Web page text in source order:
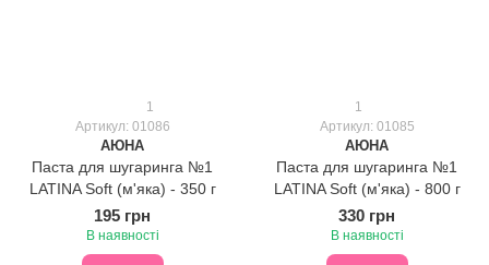
1
Артикул: 01086
АЮНА
Паста для шугаринга №1
LATINA Soft (м'яка) - 350 г
195 грн
В наявності
1
Артикул: 01085
АЮНА
Паста для шугаринга №1
LATINA Soft (м'яка) - 800 г
330 грн
В наявності